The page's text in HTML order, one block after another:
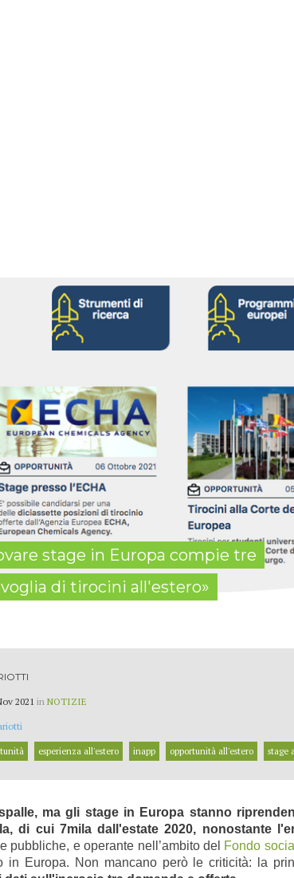
stage in Europa compie tre
di tirocini all'estero»
2021 in NOTIZIE
esperienza all'estero inapp opportunità all'estero stage
ma gli stage in Europa stanno
di cui 7mila dall'estate 2020, nonostante
pubbliche, e operante nell’ambito del Fondo
in Europa. Non mancano però le criticità: la